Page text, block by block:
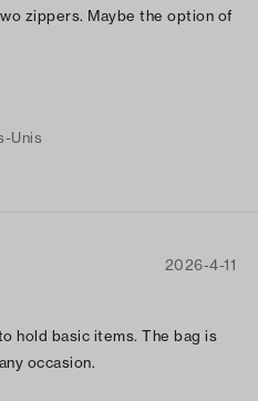
zippers. Maybe the option of
shoulder strap? Aesthetically
Unis
2026-4-11
hold basic items. The bag is
occasion.